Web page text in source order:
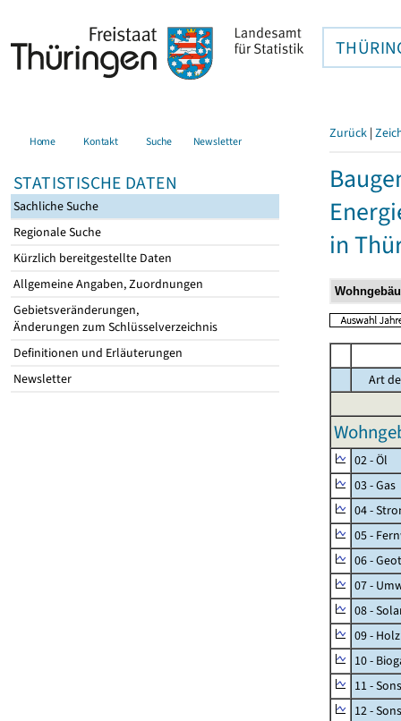
Home Kontakt Suche Newsletter
STATISTISCHE DATEN
Sachliche Suche
Regionale Suche
Kürzlich bereitgestellte Daten
Allgemeine Angaben, Zuordnungen
Gebietsveränderungen,
Änderungen zum Schlüsselverzeichnis
Definitionen und Erläuterungen
Newsletter
Zurück |
in
Art
02 - Öl
03 - Gas
04 -
05 -
06 -
07 -
08 -
09 - Holz
10 -
11 -
12 -